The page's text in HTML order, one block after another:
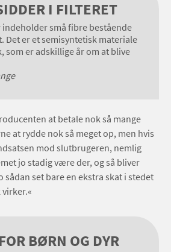
I FILTERET
små fibre bestående
Det er et semisyntetisk materiale
som er adskillige år om at blive
at betale nok så mange
at rydde nok så meget op, men hvis
mod slutbrugeren, nemlig
jo stadig være der, og så bliver
set bare en ekstra skat i stedet
BØRN OG DYR